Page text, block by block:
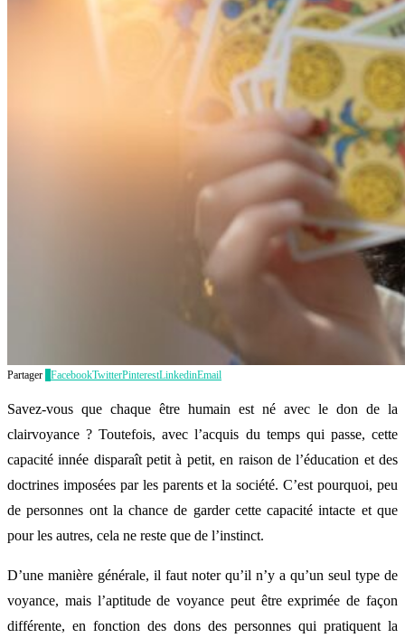
Partager FacebookTwitterPinterestLinkedinEmail
Savez-vous que chaque être humain est né avec le don de la
clairvoyance ? Toutefois, avec l’acquis du temps qui passe, cette
capacité innée disparaît petit à petit, en raison de l’éducation et des
doctrines imposées par les parents et la société. C’est pourquoi, peu
de personnes ont la chance de garder cette capacité intacte et que
pour les autres, cela ne reste que de l’instinct.
D’une manière générale, il faut noter qu’il n’y a qu’un seul type de
voyance, mais l’aptitude de voyance peut être exprimée de façon
différente, en fonction des dons des personnes qui pratiquent la